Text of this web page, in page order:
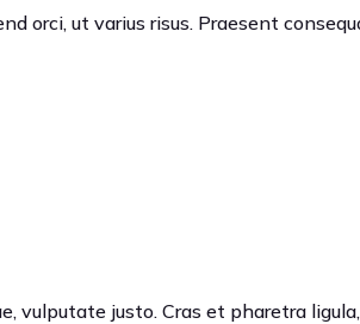
orci, ut varius risus. Praesent
vulputate justo. Cras et pharetra